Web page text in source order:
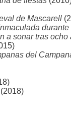
de Mascarell
a sonar tras ocho
del
(2018)